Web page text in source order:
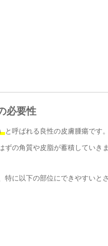
必要性
と呼ばれる良性の皮膚腫瘍です
の角質や皮脂が蓄積していきま
に以下の部位にできやすいと